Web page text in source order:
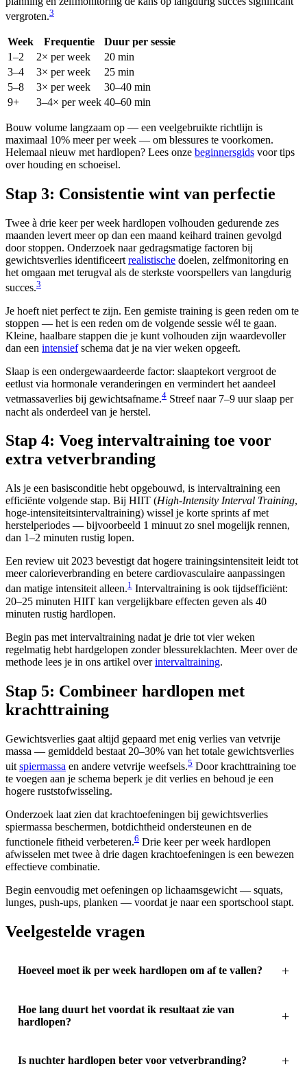
vergroten.3
Week Frequentie
Duur per sessie
1–2
2× per week
20 min
3–4
3× per week
25 min
5–8
3× per week
30–40 min
9+
3–4× per week 40–60 min
Bouw volume langzaam op — een veelgebruikte richtlijn is
maximaal 10% meer per week — om blessures te voorkomen.
Helemaal nieuw met hardlopen? Lees onze beginnersgids voor tips
over houding en schoeisel.
Stap 3: Consistentie wint van perfectie
Twee à drie keer per week hardlopen volhouden gedurende zes
maanden levert meer op dan een maand keihard trainen gevolgd
door stoppen. Onderzoek naar gedragsmatige factoren bij
gewichtsverlies identificeert realistische doelen, zelfmonitoring en
het omgaan met terugval als de sterkste voorspellers van langdurig
succes.3
Je hoeft niet perfect te zijn. Een gemiste training is geen reden om te
stoppen — het is een reden om de volgende sessie wél te gaan.
Kleine, haalbare stappen die je kunt volhouden zijn waardevoller
dan een intensiefschema dat je na vier weken opgeeft.
Slaap is een ondergewaardeerde factor: slaaptekort vergroot de
eetlust via hormonale veranderingen en vermindert het aandeel
vetmassaverlies bij gewichtsafname.4 Streef naar 7–9 uur slaap per
nacht als onderdeel van je herstel.
Stap 4: Voeg intervaltraining toe voor
extra vetverbranding
Als je een basisconditie hebt opgebouwd, is intervaltraining een
efficiënte volgende stap. Bij HIIT (High-Intensity Interval Training,
hoge-intensiteitsintervaltraining) wissel je korte sprints af met
herstelperiodes — bijvoorbeeld 1 minuut zo snel mogelijk rennen,
dan 1–2 minuten rustig lopen.
Een review uit 2023 bevestigt dat hogere trainingsintensiteit leidt tot
meer calorieverbranding en betere cardiovasculaire aanpassingen
dan matige intensiteit alleen.1 Intervaltraining is ook tijdsefficiënt:
20–25 minuten HIIT kan vergelijkbare effecten geven als 40
minuten rustig hardlopen.
Begin pas met intervaltraining nadat je drie tot vier weken
regelmatig hebt hardgelopen zonder blessureklachten. Meer over de
methode lees je in ons artikel overintervaltraining.
Stap 5: Combineer hardlopen met
krachttraining
Gewichtsverlies gaat altijd gepaard met enig verlies van vetvrije
massa — gemiddeld bestaat 20–30% van het totale gewichtsverlies
uit spiermassa en andere vetvrije weefsels.5 Door krachttraining toe
te voegen aan je schema beperk je dit verlies en behoud je een
hogere ruststofwisseling.
Onderzoek laat zien dat krachtoefeningen bij gewichtsverlies
spiermassa beschermen, botdichtheid ondersteunen en de
functionele fitheid verbeteren.6 Drie keer per week hardlopen
afwisselen met twee à drie dagen krachtoefeningen is een bewezen
effectieve combinatie.
Begin eenvoudig met oefeningen op lichaamsgewicht — squats,
lunges, push-ups, planken — voordat je naar een sportschool stapt.
Veelgestelde vragen
Hoeveel moet ik per week hardlopen om af te vallen?
Hoe lang duurt het voordat ik resultaat zie van
hardlopen?
Is nuchter hardlopen beter voor vetverbranding?